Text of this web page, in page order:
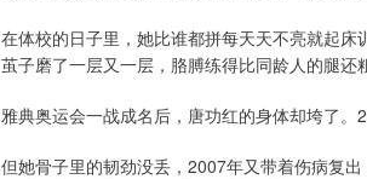
在体校的日子里，她比谁都拼每天天不亮就起
茧子磨了一层又一层，胳膊练得比同龄人的腿还
雅典奥运会一战成名后，唐功红的身体却垮了。
但她骨子里的韧劲没丢，2007年又带着伤病复